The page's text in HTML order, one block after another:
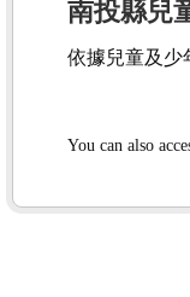
南投縣兒
依據兒童及少
You can also